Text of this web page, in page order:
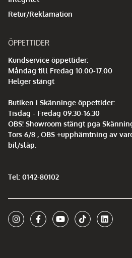
Retur/Reklamation
ÖPPETTIDER
Kundservice öppettider:
Måndag till Fredag 10.00-17.00
Helger stängt
Butiken i Skänninge öppettider:
Tisdag - Fredag 09.30-16.30
OBS! Showroom stängt pga
Tors 6/8 , OBS +upphämtning av
bil/släp.
Tel: 0142-80102